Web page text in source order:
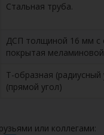
Стальная труба.
ДСП толщиной 16 мм с
покрытая
Т-образная (радиусный
(прямой угол)
или коллегами: